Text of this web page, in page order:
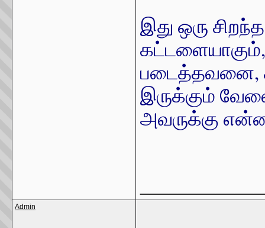
இது ஒரு
படைத்தவனை,
இருக்கும்
அவருக்கு
Admin